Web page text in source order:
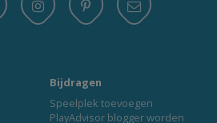
Bijdragen
Speelplek toevoegen
PlayAdvisor blogger worden